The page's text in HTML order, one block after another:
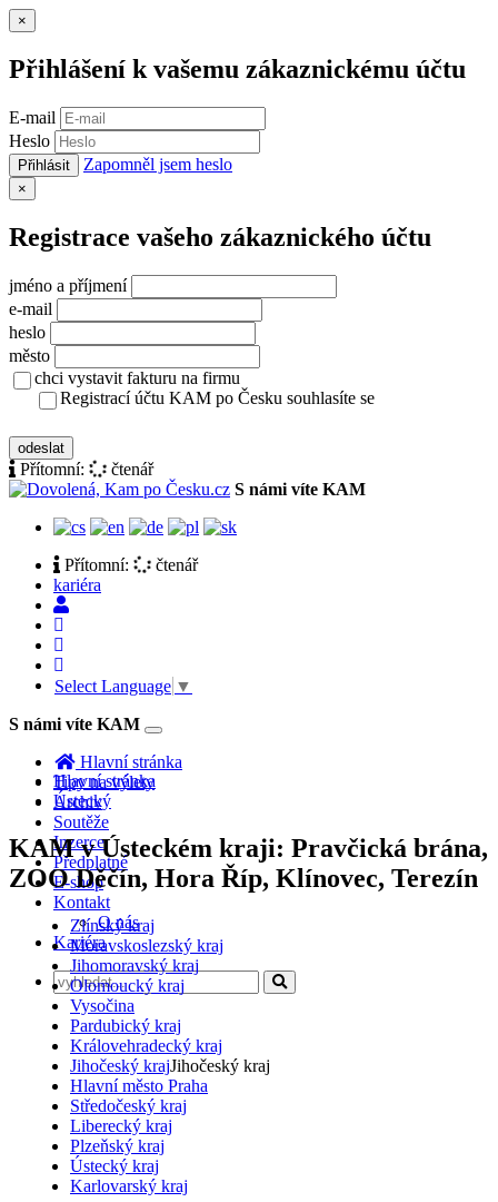
×
Přihlášení k vašemu zákaznickému účtu
E-mail
Heslo
Přihlásit Zapomněl jsem heslo
×
Registrace vašeho zákaznického účtu
jméno a příjmení
e-mail
heslo
město
chci vystavit fakturu na firmu
Registrací účtu KAM po Česku souhlasíte se
odeslat
Přítomní:
čtenář
S námi víte KAM
Přítomní:
čtenář
kariéra
Select Language ▼
S námi víte KAM
Toggle
navigation
Hlavní stránka
Tipy na výlety
Archiv
Soutěže
Inzerce
Předplatné
E-shop
Kontakt
O nás
Kariéra
Hlavní stránka
Ústecký
KAM v Ústeckém kraji: Pravčická brána,
ZOO Děčín, Hora Říp, Klínovec, Terezín
Zlínský kraj
Moravskoslezský kraj
Jihomoravský kraj
Olomoucký kraj
Vysočina
Pardubický kraj
Královehradecký kraj
Jihočeský krajJihočeský kraj
Hlavní město Praha
Středočeský kraj
Liberecký kraj
Plzeňský kraj
Ústecký kraj
Karlovarský kraj